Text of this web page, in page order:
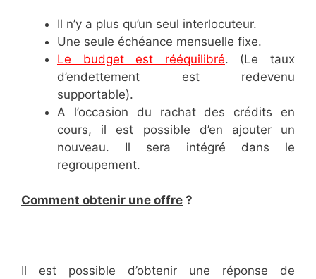
Il n’y a plus qu’un seul interlocuteur.
Une seule échéance mensuelle fixe.
Le budget est rééquilibré. (Le taux
d’endettement est redevenu
supportable).
A l’occasion du rachat des crédits en
cours, il est possible d’en ajouter un
nouveau. Il sera intégré dans le
regroupement.
Comment obtenir une offre ?
Il est possible d’obtenir une réponse de